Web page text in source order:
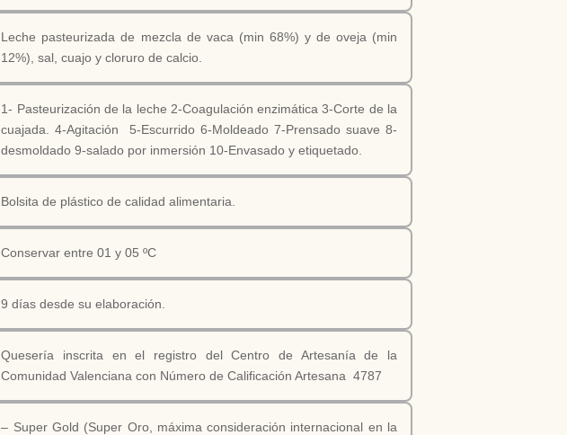
Leche pasteurizada de mezcla de vaca (min 68%) y de oveja (min
12%), sal, cuajo y cloruro de calcio.
1- Pasteurización de la leche 2-Coagulación enzimática 3-Corte de la
cuajada. 4-Agitación 5-Escurrido 6-Moldeado 7-Prensado suave 8-
desmoldado 9-salado por inmersión 10-Envasado y etiquetado.
Bolsita de plástico de calidad alimentaria.
Conservar entre 01 y 05 ºC
9 días desde su elaboración.
Quesería inscrita en el registro del Centro de Artesanía de la
Comunidad Valenciana con Número de Calificación Artesana 4787
– Super Gold (Super Oro, máxima consideración internacional en la